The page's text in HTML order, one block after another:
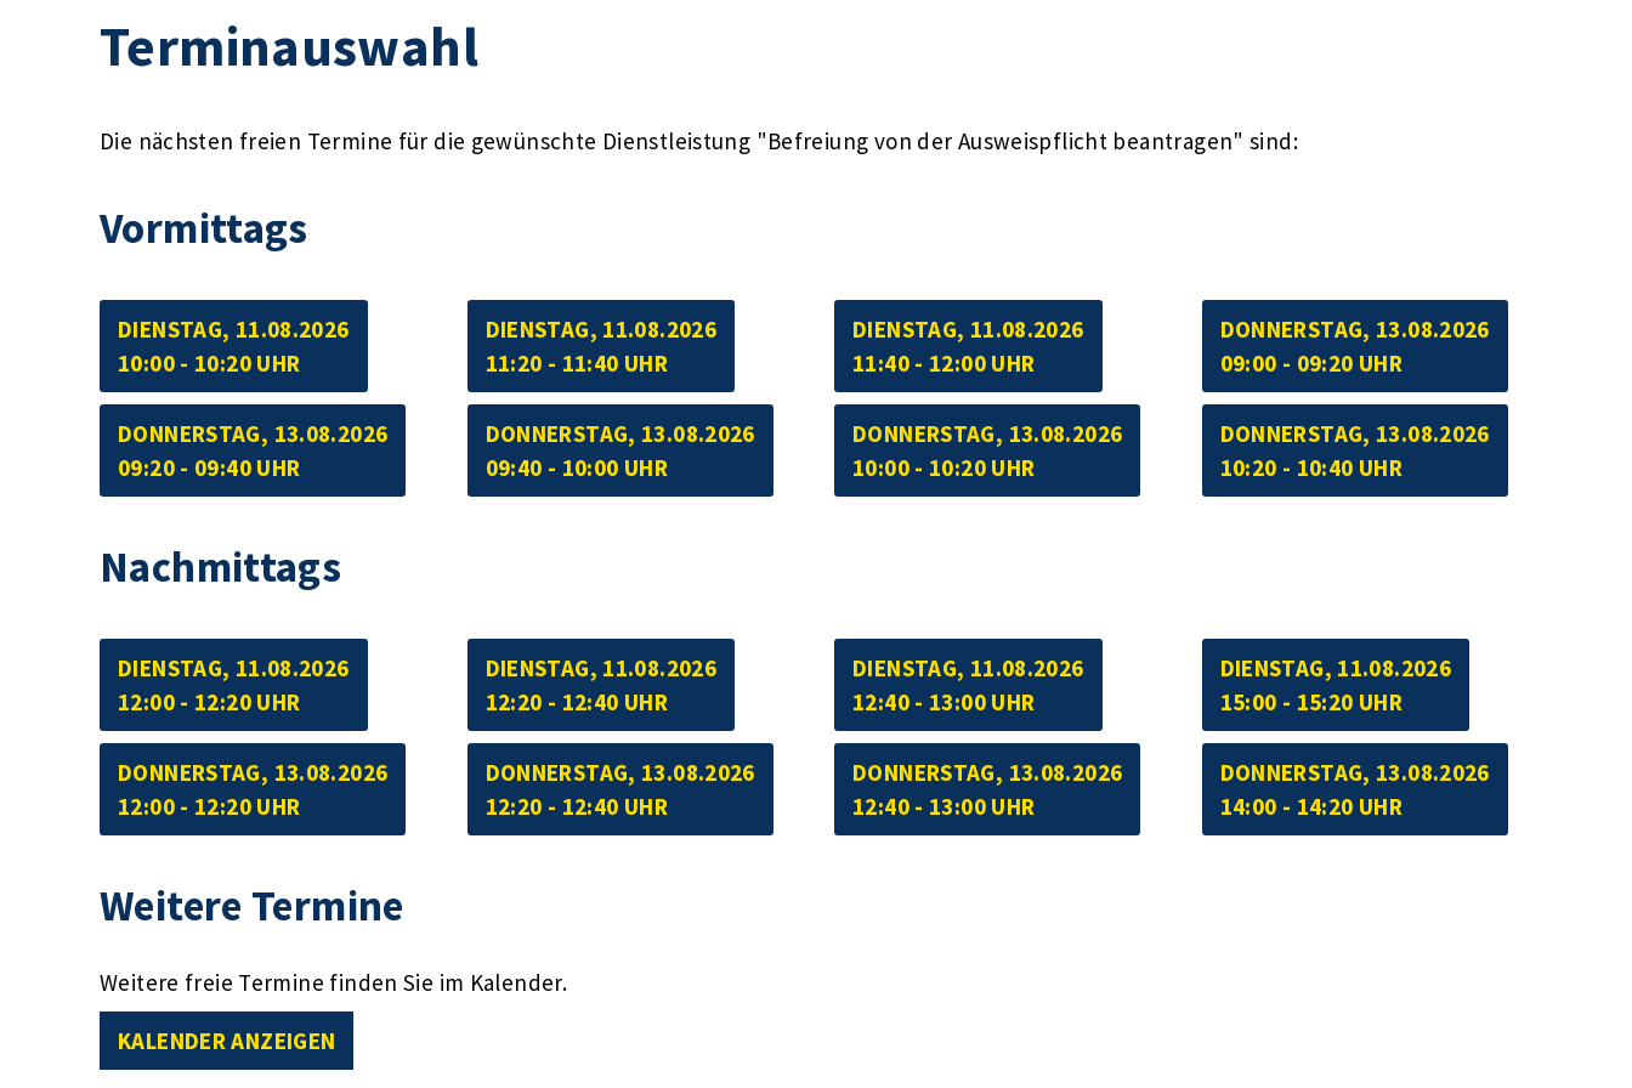
Terminauswahl
Die nächsten freien Termine für die gewünschte Dienstleistung "Befreiung von der Ausweispflicht beantragen" sind:
Vormittags
DIENSTAG, 11.08.2026
10:00 - 10:20 UHR
DIENSTAG, 11.08.2026
11:20 - 11:40 UHR
DIENSTAG, 11.08.2026
11:40 - 12:00 UHR
DONNERSTAG, 13.08.2026
09:00 - 09:20 UHR
DONNERSTAG, 13.08.2026
09:20 - 09:40 UHR
DONNERSTAG, 13.08.2026
09:40 - 10:00 UHR
DONNERSTAG, 13.08.2026
10:00 - 10:20 UHR
DONNERSTAG, 13.08.2026
10:20 - 10:40 UHR
Nachmittags
DIENSTAG, 11.08.2026
12:00 - 12:20 UHR
DIENSTAG, 11.08.2026
12:20 - 12:40 UHR
DIENSTAG, 11.08.2026
12:40 - 13:00 UHR
DIENSTAG, 11.08.2026
15:00 - 15:20 UHR
DONNERSTAG, 13.08.2026
12:00 - 12:20 UHR
DONNERSTAG, 13.08.2026
12:20 - 12:40 UHR
DONNERSTAG, 13.08.2026
12:40 - 13:00 UHR
DONNERSTAG, 13.08.2026
14:00 - 14:20 UHR
Weitere Termine
Weitere freie Termine finden Sie im Kalender.
KALENDER ANZEIGEN